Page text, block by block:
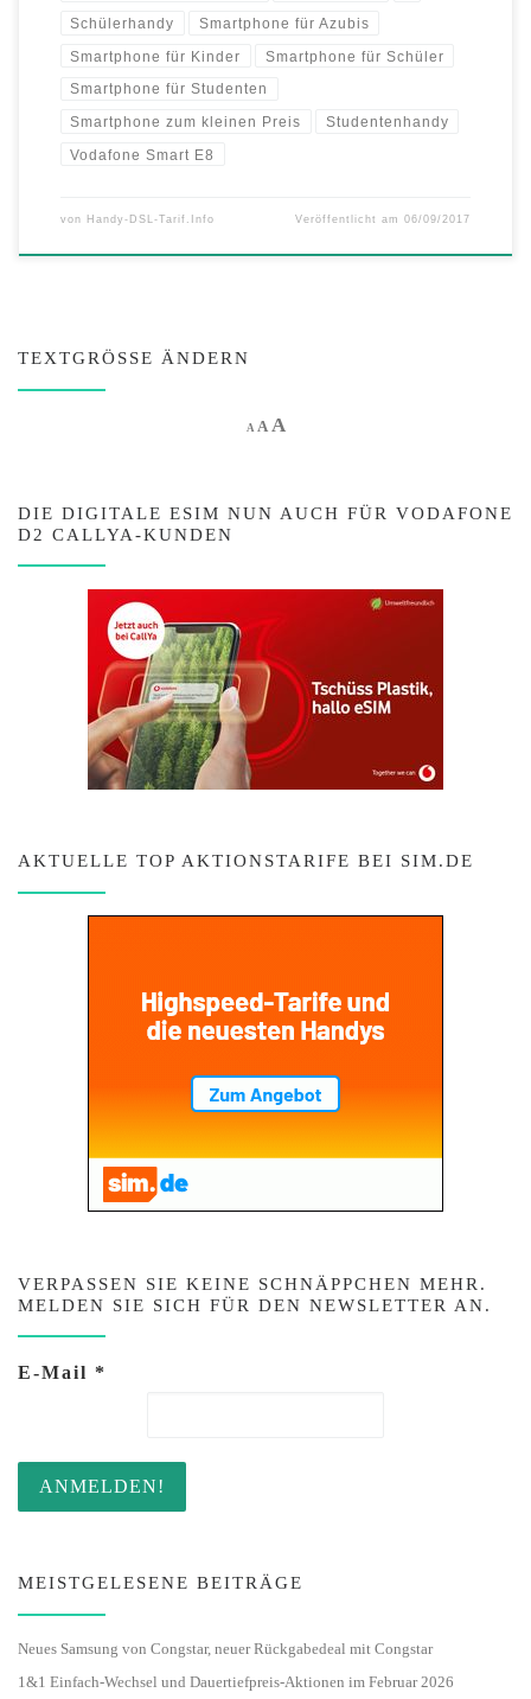
Schülerhandy Smartphone für Azubis
Smartphone für Kinder Smartphone für Schüler
Smartphone für Studenten
Smartphone zum kleinen Preis Studentenhandy
Vodafone Smart E8
von Handy-DSL-Tarif.Info Veröffentlicht am06/09/2017
TEXTGRÖSSE ÄNDERN
A Decrease font size.
AReset font size.
AIncrease font size.
DIE DIGITALE ESIM NUN AUCH FÜR VODAFONE
D2 CALLYA-KUNDEN
AKTUELLE TOP AKTIONSTARIFE BEI SIM.DE
VERPASSEN SIE KEINE SCHNÄPPCHEN MEHR.
MELDEN SIE SICH FÜR DEN NEWSLETTER AN.
E-Mail *
MEISTGELESENE BEITRÄGE
Neues Samsung von Congstar, neuer Rückgabedeal mit Congstar
1&1 Einfach-Wechsel und Dauertiefpreis-Aktionen im Februar 2026